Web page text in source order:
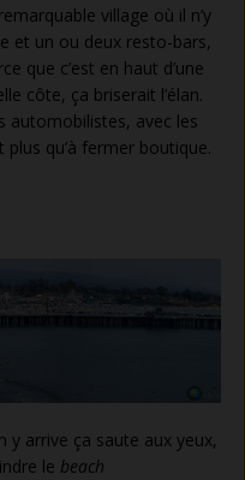
village où il n’y
et un ou deux resto-bars,
que c’est en haut d’une
côte, ça briserait l’élan.
automobilistes, avec les
qu’à fermer boutique.
y arrive ça saute aux yeux,
le beach